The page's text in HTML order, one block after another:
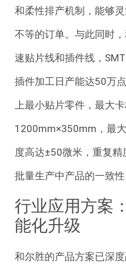
和柔性排产机制，能够
不等的订单。与此同时
速贴片线和插件线，
插件加工日产能达50万
上最小贴片零件，最大
1200mm×350mm，最
度高达±50微米，重复
批量生产中产品的一致性
行业应用方案
能化升级
和尔胜的产品方案已深